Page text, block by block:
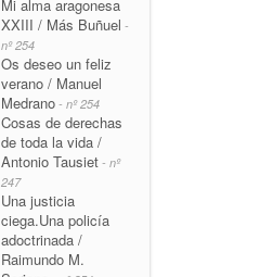
Mi alma aragonesa
XXIII / Más Buñuel -
nº 254
Os deseo un feliz
verano / Manuel
Medrano - nº 254
Cosas de derechas
de toda la vida /
Antonio Tausiet - nº
247
Una justicia
ciega.Una policía
adoctrinada /
Raimundo M.